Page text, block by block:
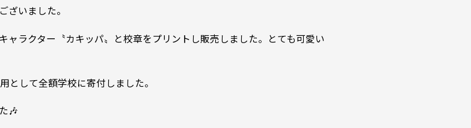
ざいました。
ャラクター〝カキッパ〟と校章をプリントし販売しました。とても可愛い
として全額学校に寄付しました。
🎶